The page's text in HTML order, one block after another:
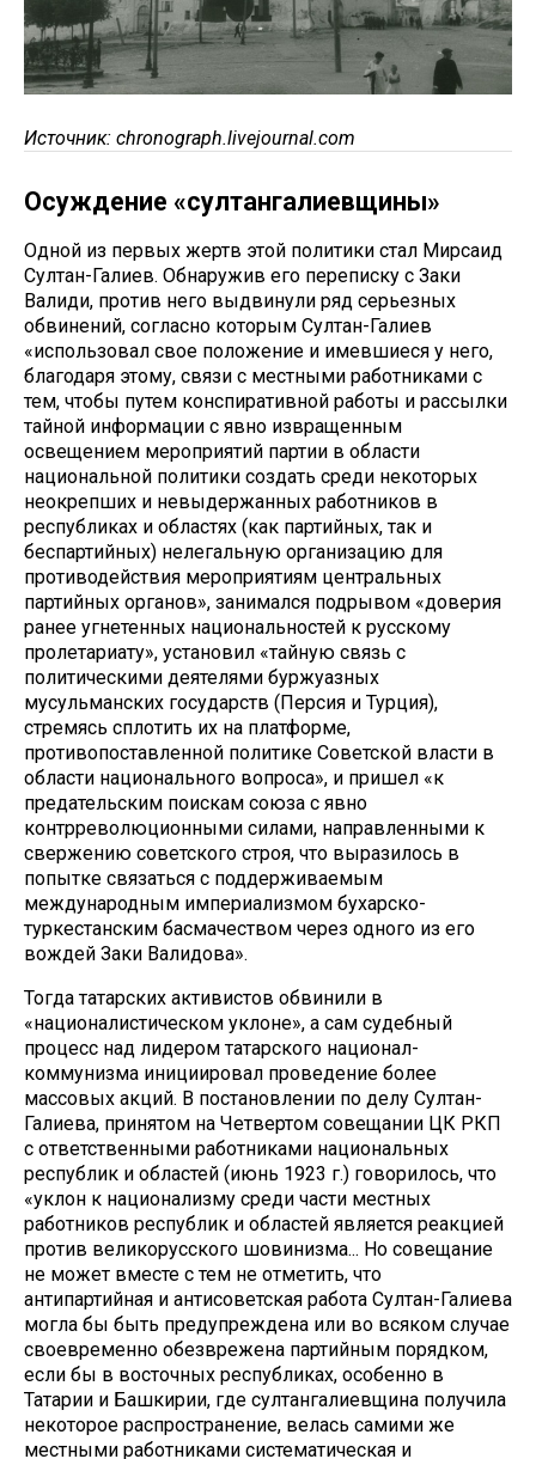
Источник: chronograph.livejournal.com
Осуждение «султангалиевщины»
Одной из первых жертв этой политики стал Мирсаид
Султан-Галиев. Обнаружив его переписку с Заки
Валиди, против него выдвинули ряд серьезных
обвинений, согласно которым Султан-Галиев
«использовал свое положение и имевшиеся у него,
благодаря этому, связи с местными работниками с
тем, чтобы путем конспиративной работы и рассылки
тайной информации с явно извращенным
освещением мероприятий партии в области
национальной политики создать среди некоторых
неокрепших и невыдержанных работников в
республиках и областях (как партийных, так и
беспартийных) нелегальную организацию для
противодействия мероприятиям центральных
партийных органов», занимался подрывом «доверия
ранее угнетенных национальностей к русскому
пролетариату», установил «тайную связь с
политическими деятелями буржуазных
мусульманских государств (Персия и Турция),
стремясь сплотить их на платформе,
противопоставленной политике Советской власти в
области национального вопроса», и пришел «к
предательским поискам союза с явно
контрреволюционными силами, направленными к
свержению советского строя, что выразилось в
попытке связаться с поддерживаемым
международным империализмом бухарско-
туркестанским басмачеством через одного из его
вождей Заки Валидова».
Тогда татарских активистов обвинили в
«националистическом уклоне», а сам судебный
процесс над лидером татарского национал-
коммунизма инициировал проведение более
массовых акций. В постановлении по делу Султан-
Галиева, принятом на Четвертом совещании ЦК РКП
с ответственными работниками национальных
республик и областей (июнь 1923 г.) говорилось, что
«уклон к национализму среди части местных
работников республик и областей является реакцией
против великорусского шовинизма... Но совещание
не может вместе с тем не отметить, что
антипартийная и антисоветская работа Султан-Галиева
могла бы быть предупреждена или во всяком случае
своевременно обезврежена партийным порядком,
если бы в восточных республиках, особенно в
Татарии и Башкирии, где султангалиевщина получила
некоторое распространение, велась самими же
местными работниками систематическая и